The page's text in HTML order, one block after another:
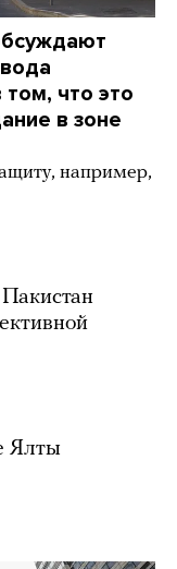
что это
в зоне
например,
Ялты